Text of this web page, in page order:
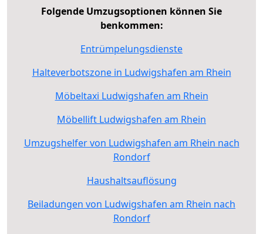
Folgende Umzugsoptionen können Sie
benkommen:
Entrümpelungsdienste
Halteverbotszone in Ludwigshafen am Rhein
Möbeltaxi Ludwigshafen am Rhein
Möbellift Ludwigshafen am Rhein
Umzugshelfer von Ludwigshafen am Rhein nach
Rondorf
Haushaltsauflösung
Beiladungen von Ludwigshafen am Rhein nach
Rondorf